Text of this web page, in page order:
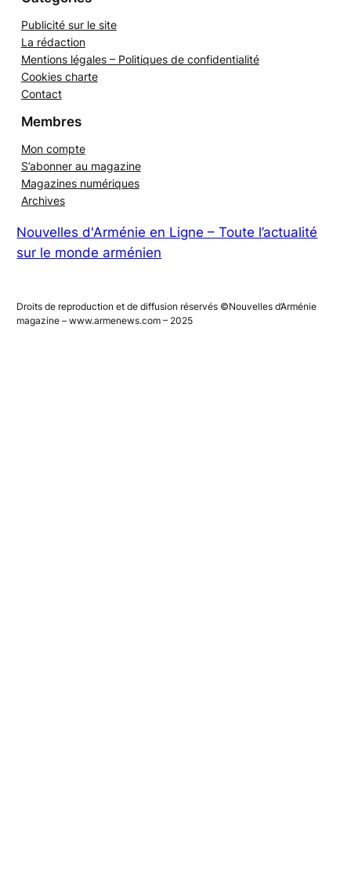
Publicité sur le site
La rédaction
Mentions légales – Politiques de confidentialité
Cookies charte
Mon compte
S’abonner au magazine
Magazines numériques
Nouvelles d'Arménie en Ligne – Toute l’actualité
Droits de reproduction et de diffusion réservés ©Nouvelles d’Arménie